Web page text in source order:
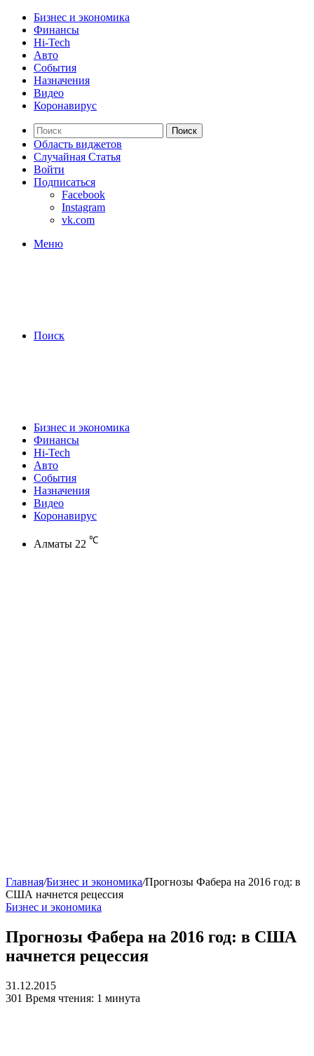
Бизнес и экономика
Финансы
Hi-Tech
Авто
События
Назначения
Видео
Коронавирус
Поиск
Область виджетов
Случайная Статья
Войти
Подписаться
Facebook
Instagram
vk.com
Меню
Поиск
Бизнес и экономика
Финансы
Hi-Tech
Авто
События
Назначения
Видео
Коронавирус
Алматы 22 ℃
Главная/Бизнес и экономика/Прогнозы Фабера на 2016 год: в
США начнется рецессия
Бизнес и экономика
Прогнозы Фабера на 2016 год: в США
начнется рецессия
31.12.2015
301 Время чтения: 1 минута